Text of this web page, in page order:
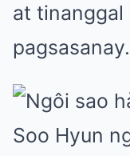
at tinanggal
pagsasanay.